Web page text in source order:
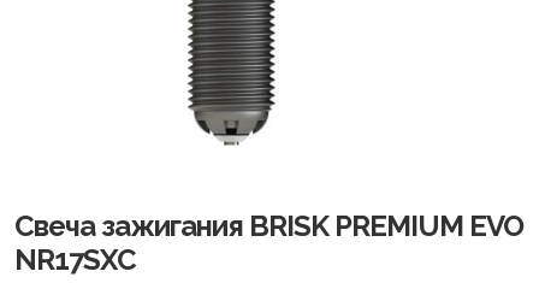
Свеча зажигания BRISK PREMIUM EVO
NR17SXC